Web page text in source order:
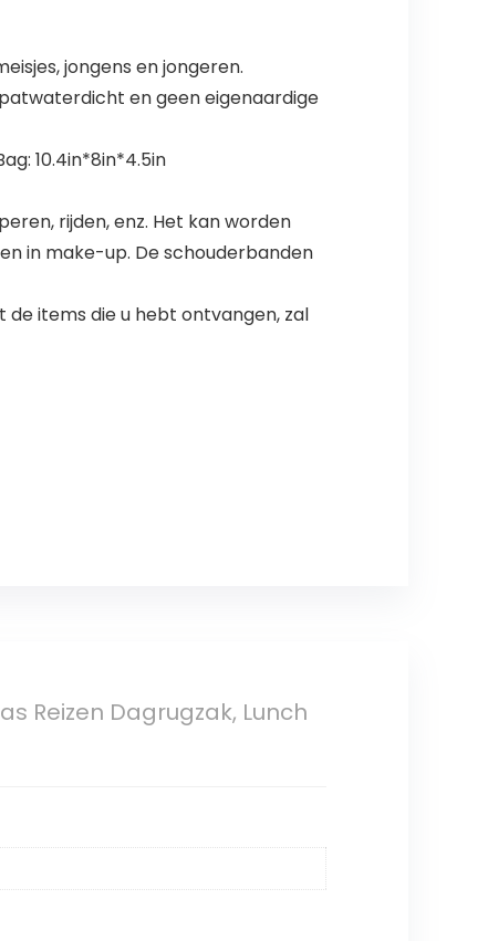
jongens en jongeren.
en geen eigenaardige
10.4in*8in*4.5in
rijden, enz. Het kan worden
in make-up. De schouderbanden
items die u hebt ontvangen, zal
Reizen Dagrugzak, Lunch